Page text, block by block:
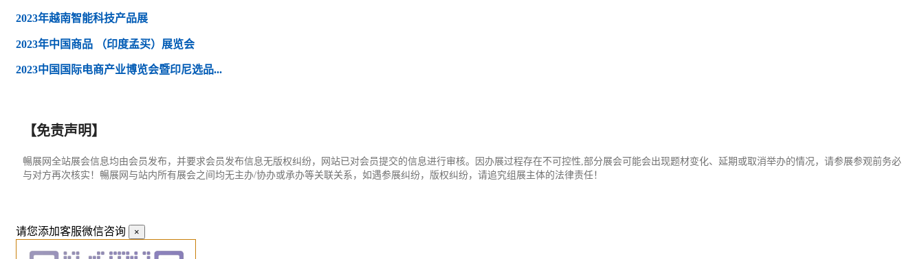
2023年越南智能科技产品展
2023年中国商品 （印度孟买）展览会
2023中国国际电商产业博览会暨印尼选品...
【免责声明】
暢展网全站展会信息均由会员发布，并要求会员发布信息无版权纠纷，网站已对会员提交的信息进行审核。因办展过程存在不可控性,部分展会可能会出现题材变化、延期或取消举办的情况，请参展参观前务必
与对方再次核实！暢展网与站内所有展会之间均无主办/协办或承办等关联关系，如遇参展纠纷，版权纠纷，请追究组展主体的法律责任！
请您添加客服微信咨询 ×